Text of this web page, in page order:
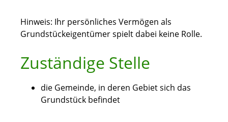
Hinweis: Ihr persönliches Vermögen als
Grundstückeigentümer spielt dabei keine Rolle.
Zuständige Stelle
die Gemeinde, in deren Gebiet sich das
Grundstück befindet